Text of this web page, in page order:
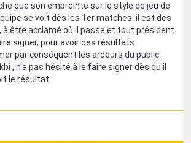
que son empreinte sur le style de jeu de
se voit dès les 1er matches. il est des
à être acclamé où il passe et tout président
signer, pour avoir des résultats
par conséquent les ardeurs du public.
, n'a pas hésité à le faire signer dès qu'il
le résultat.